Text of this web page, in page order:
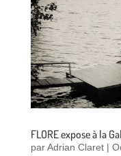
FLORE expose à la
parAdrian Claret|